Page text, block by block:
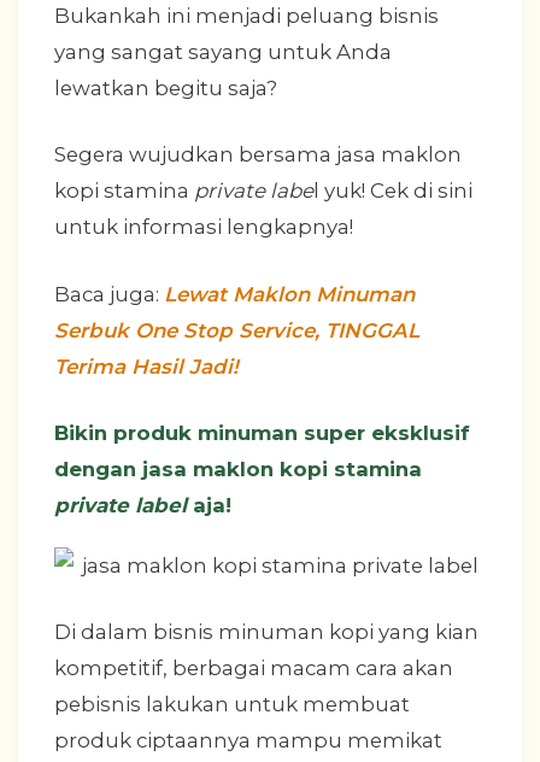
Bukankah ini menjadi peluang bisnis
yang sangat sayang untuk Anda
lewatkan begitu saja?
Segera wujudkan bersama jasa maklon
kopi stamina private label yuk! Cek di sini
untuk informasi lengkapnya!
Baca juga: Lewat Maklon Minuman
Serbuk One Stop Service, TINGGAL
Terima Hasil Jadi!
Bikin produk minuman super eksklusif
dengan jasa maklon kopi stamina
private labelaja!
Di dalam bisnis minuman kopi yang kian
kompetitif, berbagai macam cara akan
pebisnis lakukan untuk membuat
produk ciptaannya mampu memikat